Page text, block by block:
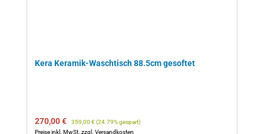
Kera Keramik-Waschtisch 88.5cm gesoftet
Verkaufspreis:
270,00 € Regulärer Preis:
359,00 € (24.79% gespart)
Preise inkl. MwSt. zzgl. Versandkosten